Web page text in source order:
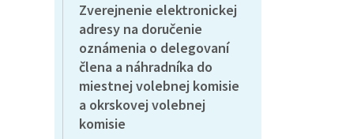
Zverejnenie elektronickej
adresy na doručenie
oznámenia o delegovaní
člena a náhradníka do
miestnej volebnej komisie
a okrskovej volebnej
komisie